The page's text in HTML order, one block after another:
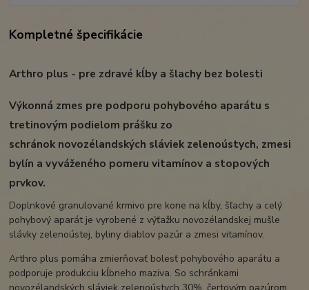
Kompletné špecifikácie
Arthro plus - pre zdravé kĺby a šlachy bez bolesti
Výkonná zmes pre podporu pohybového aparátu s
tretinovým podielom prášku zo
schránok novozélandských sláviek zelenoústych, zmesi
bylín a vyváženého pomeru vitamínov a stopových
prvkov.
Doplnkové granulované krmivo pre kone na kĺby, šľachy a celý
pohybový aparát je vyrobené z výťažku novozélandskej mušle
slávky zelenoústej, byliny diablov pazúr a zmesi vitamínov.
Arthro plus pomáha zmierňovať bolesť pohybového aparátu a
podporuje produkciu kĺbneho maziva. So schránkami
novozélandských sláviek zelenoústych 30%, čertovým pazúrom